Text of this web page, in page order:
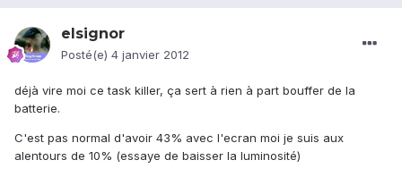
elsignor
Posté(e) 4 janvier 2012
déjà vire moi ce task killer, ça sert à rien à part bouffer de la
batterie.
C'est pas normal d'avoir 43% avec l'ecran moi je suis aux
alentours de 10% (essaye de baisser la luminosité)